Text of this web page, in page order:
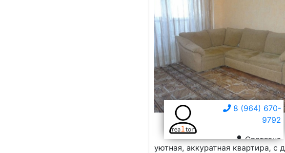
8 (964) 670-
9792
Светлана
уютная, аккуратная квартира,